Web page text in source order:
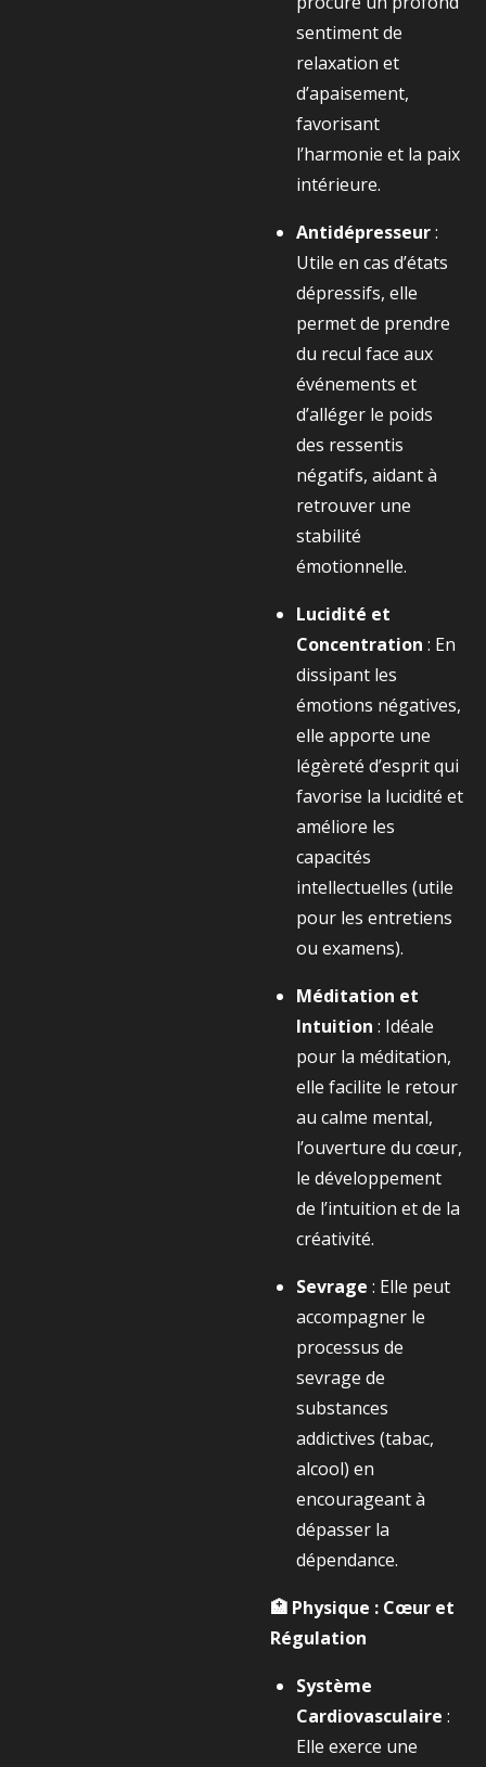
sentiment de
relaxation et
d’apaisement,
favorisant
l’harmonie et la paix
intérieure.
Antidépresseur:
Utile en cas d’états
dépressifs, elle
permet de prendre
du recul face aux
événements et
d’alléger le poids
des ressentis
négatifs, aidant à
retrouver une
stabilité
émotionnelle.
Lucidité et
Concentration : En
dissipant les
émotions négatives,
elle apporte une
légèreté d’esprit qui
favorise la lucidité et
améliore les
capacités
intellectuelles (utile
pour les entretiens
ou examens).
Méditation et
Intuition : Idéale
pour la méditation,
elle facilite le retour
au calme mental,
l’ouverture du cœur,
le développement
de l’intuition et de la
créativité.
Sevrage : Elle peut
accompagner le
processus de
sevrage de
substances
addictives (tabac,
alcool) en
encourageant à
dépasser la
dépendance.
🏥 Physique : Cœur et
Régulation
Système
Cardiovasculaire :
Elle exerce une